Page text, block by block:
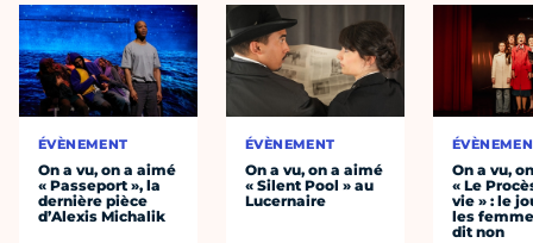
ÉVÈNEMENT
On a vu, on a aimé
« Passeport », la
dernière pièce
d’Alexis Michalik
ÉVÈNEMENT
On a vu, on a aimé
« Silent Pool » au
Lucernaire
On a vu,
« Le
vie » : le
les
dit non